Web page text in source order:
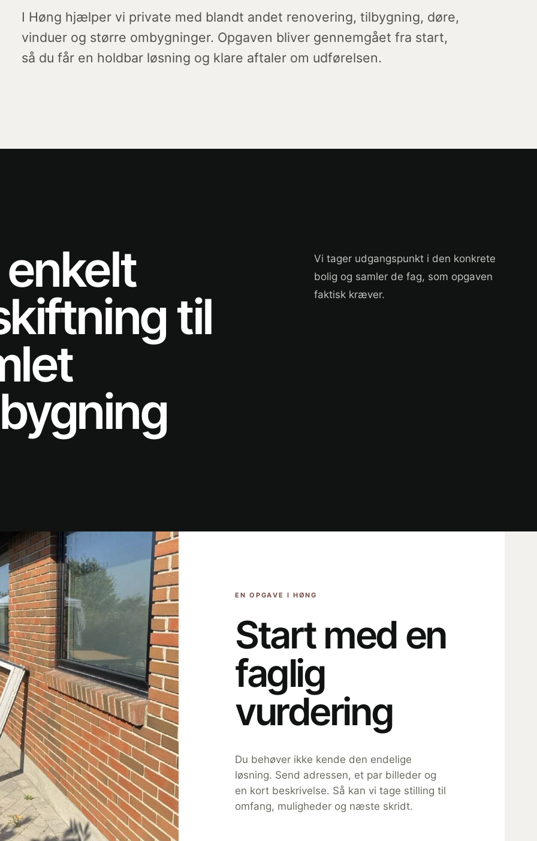
I Høng hjælper vi private med blandt andet renovering, tilbygning, døre,
vinduer og større ombygninger. Opgaven bliver gennemgået fra start,
så du får en holdbar løsning og klare aftaler om udførelsen.
til
Vi tager udgangspunkt i den konkrete
bolig og samler de fag, som opgaven
faktisk kræver.
EN OPGAVE I HØNG
Start med en
faglig
vurdering
Du behøver ikke kende den endelige
løsning. Send adressen, et par billeder og
en kort beskrivelse. Så kan vi tage stilling til
omfang, muligheder og næste skridt.